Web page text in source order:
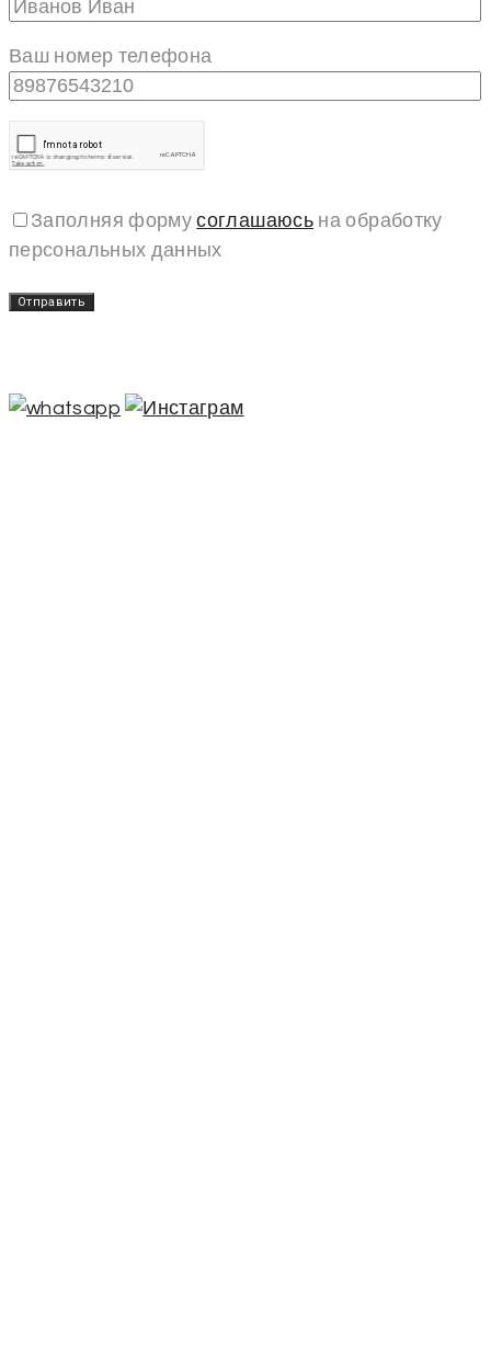
Ваш номер телефона
Заполняя формусоглашаюсь на обработку
персональных данных